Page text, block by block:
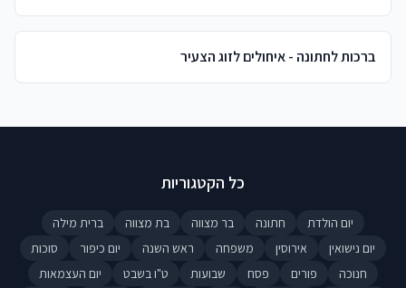
ברכות לחתונה - איחולים לזוג הצעיר
כל הקטגוריות
יום הולדת חתונה בר מצווה בת מצווה
ברית מילה
יום נישואין
אירוסין משפחה ראש השנה יום כיפור
סוכות
חנוכה
פורים פסח שבועות ט"ו בשבט
יום העצמאות